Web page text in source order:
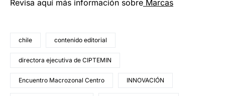
Revisa aquí más información sobre Marcas
chile contenido editorial
directora ejecutiva de CIPTEMIN
Encuentro Macrozonal Centro INNOVACIÓN